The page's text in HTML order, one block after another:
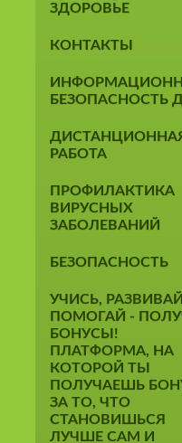
ЗДОРОВЬЕ
КОНТАКТЫ
БЕЗОПАСНОСТЬ
РАБОТА
ПРОФИЛАКТИКА
ВИРУСНЫХ
ЗАБОЛЕВАНИЙ
БЕЗОПАСНОСТЬ
УЧИСЬ,
ПОМОГАЙ -
БОНУСЫ!
ПЛАТФОРМА, НА
КОТОРОЙ ТЫ
ПОЛУЧАЕШЬ
ЗА ТО, ЧТО
СТАНОВИШЬСЯ
ЛУЧШЕ САМ И